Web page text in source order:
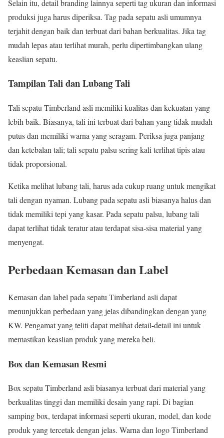
Selain itu, detail branding lainnya seperti tag ukuran dan informasi
produksi juga harus diperiksa. Tag pada sepatu asli umumnya
terjahit dengan baik dan terbuat dari bahan berkualitas. Jika tag
mudah lepas atau terlihat murah, perlu dipertimbangkan ulang
keaslian sepatu.
Tampilan Tali dan Lubang Tali
Tali sepatu Timberland asli memiliki kualitas dan kekuatan yang
lebih baik. Biasanya, tali ini terbuat dari bahan yang tidak mudah
putus dan memiliki warna yang seragam. Periksa juga panjang
dan ketebalan tali; tali sepatu palsu sering kali terlihat tipis atau
tidak proporsional.
Ketika melihat lubang tali, harus ada cukup ruang untuk mengikat
tali dengan nyaman. Lubang pada sepatu asli biasanya halus dan
tidak memiliki tepi yang kasar. Pada sepatu palsu, lubang tali
dapat terlihat tidak teratur atau terdapat sisa-sisa material yang
menyengat.
Perbedaan Kemasan dan Label
Kemasan dan label pada sepatu Timberland asli dapat
menunjukkan perbedaan yang jelas dibandingkan dengan yang
KW. Pengamat yang teliti dapat melihat detail-detail ini untuk
memastikan keaslian produk yang mereka beli.
Box dan Kemasan Resmi
Box sepatu Timberland asli biasanya terbuat dari material yang
berkualitas tinggi dan memiliki desain yang rapi. Di bagian
samping box, terdapat informasi seperti ukuran, model, dan kode
produk yang tercetak dengan jelas. Warna dan logo Timberland